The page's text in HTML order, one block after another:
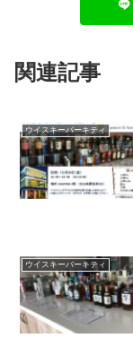
関連記事
ウイスキーバーキティ
ウイスキーバーキティ